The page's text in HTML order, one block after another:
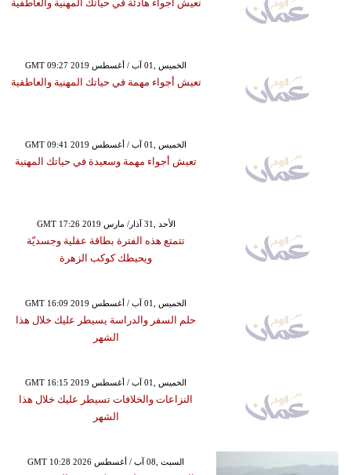
تعيش أجواء هادئة في حياتك المهنية والعاطفية
GMT 09:27 2019 الخميس ,01 آب / أغسطس
تعيش أجواء مهمة في حياتك المهنية والعاطفية
GMT 09:41 2019 الخميس ,01 آب / أغسطس
تعيش أجواء مهمة وسعيدة في حياتك المهنية
GMT 17:26 2019 الأحد ,31 آذار/ مارس
تتمتع هذه الفترة بطاقة عقلية وجسديّة
ويحيطك كوكب الزهرة
GMT 16:09 2019 الخميس ,01 آب / أغسطس
حلم السفر والدراسة يسيطر عليك خلال هذا
الشهر
GMT 16:15 2019 الخميس ,01 آب / أغسطس
النزاعات والخلافات تسيطر عليك خلال هذا
الشهر
GMT 10:28 2026 السبت ,08 آب / أغسطس